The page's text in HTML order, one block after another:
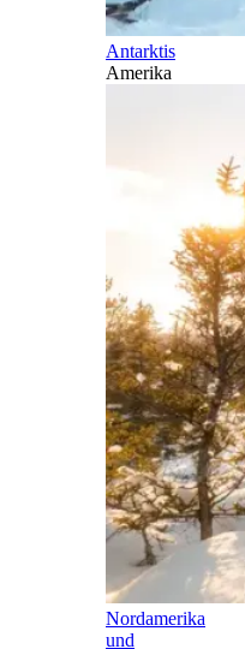
Antarktis
Amerika
Nordamerika
und